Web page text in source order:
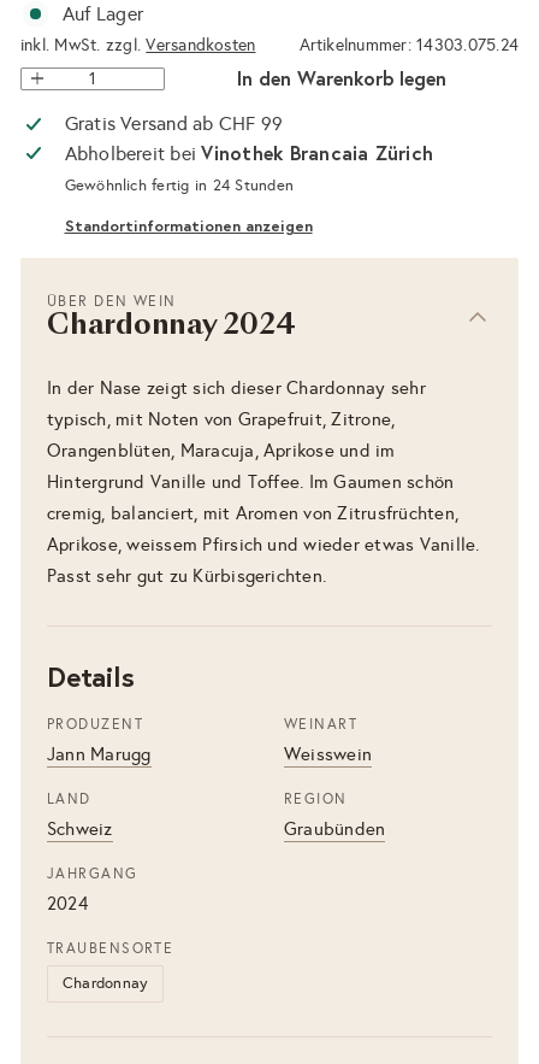
Auf Lager
inkl. MwSt. zzgl.Versandkosten Artikelnummer: 14303.075.24
In den Warenkorb legen
Gratis Versand ab CHF 99
Abholbereit beiVinothek Brancaia Zürich
Gewöhnlich fertig in 24 Stunden
Standortinformationen anzeigen
ÜBER DEN WEIN
Chardonnay 2024
In der Nase zeigt sich dieser Chardonnay sehr
typisch, mit Noten von Grapefruit, Zitrone,
Orangenblüten, Maracuja, Aprikose und im
Hintergrund Vanille und Toffee. Im Gaumen schön
cremig, balanciert, mit Aromen von Zitrusfrüchten,
Aprikose, weissem Pfirsich und wieder etwas Vanille.
Passt sehr gut zu Kürbisgerichten.
Details
PRODUZENT
Jann Marugg
WEINART
Weisswein
LAND
Schweiz
REGION
Graubünden
JAHRGANG
2024
TRAUBENSORTE
Chardonnay